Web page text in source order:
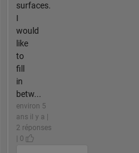
surfaces.
I
would
like
to
fill
in
betw...
environ 5
ans il y a |
2 réponses
| 0